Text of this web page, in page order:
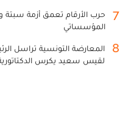
7
حرب الأرقام تعمق أزمة سبتة
المؤسساتي
8
المعارضة التونسية تراسل
لقيس سعيد يكرس